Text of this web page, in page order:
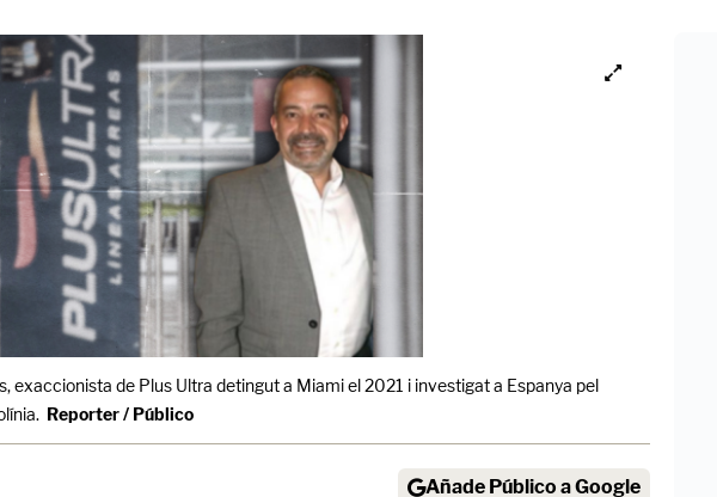
exaccionista de Plus Ultra detingut a Miami el 2021 i investigat a Espanya pel
Reporter / Público
Añade Público a Google